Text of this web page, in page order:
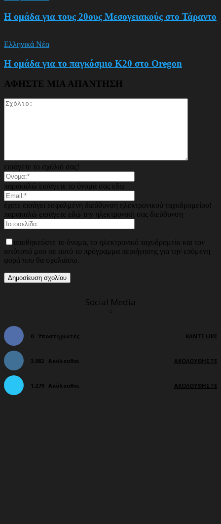
Η ομάδα για τους 20ους Μεσογειακούς στο Τάραντο
Ελληνικά Νέα
Η ομάδα για το παγκόσμιο Κ20 στο Oregon
ΑΦΗΣΤΕ ΜΙΑ ΑΠΑΝΤΗΣΗ
εισάγετε το σχόλιό σας!
παρακαλώ εισάγετε το όνομά σας εδώ
έχετε εισάγει εσφαλμένη διεύθυνση ηλεκτρονικού ταχυδρομείου!
παρακαλώ εισάγετε εδώ την ηλεκτρονική σας διεύθυνση
αποθηκεύστε το όνομα, το ηλεκτρονικό ταχυδρομείο και τον
ιστότοπό μου σε αυτό το πρόγραμμα περιήγησης για την επόμενη
φορά που θα σχολιάσω.
Social Media
0 Υποστηρικτές ΚΆΝΤΕ LIKE
3,982 Ακόλουθοι ΑΚΟΛΟΥΘΉΣΤΕ
1,279 Ακόλουθοι ΑΚΟΛΟΥΘΉΣΤΕ